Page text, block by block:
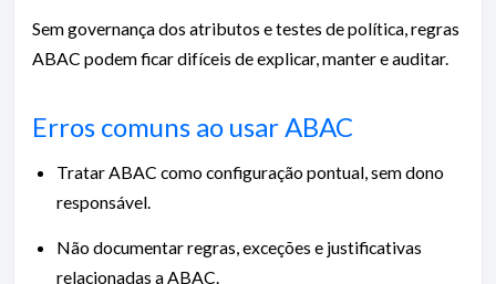
Sem governança dos atributos e testes de política, regras
ABAC podem ficar difíceis de explicar, manter e auditar.
Erros comuns ao usar ABAC
Tratar ABAC como configuração pontual, sem dono
responsável.
Não documentar regras, exceções e justificativas
relacionadas a ABAC.